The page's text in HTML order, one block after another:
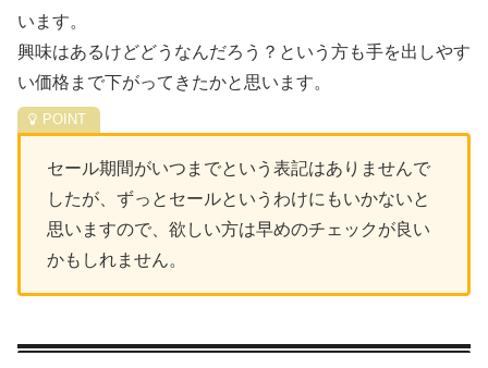
います。
興味はあるけどどうなんだろう？という方も手を出しやす
い価格まで下がってきたかと思います。
セール期間がいつまでという表記はありませんで
したが、ずっとセールというわけにもいかないと
思いますので、欲しい方は早めのチェックが良い
かもしれません。